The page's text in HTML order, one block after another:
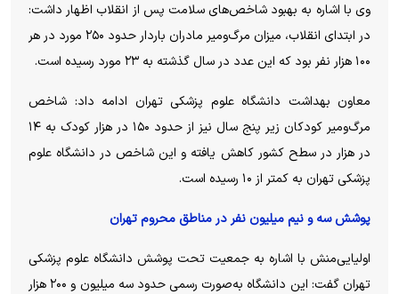
وی با اشاره به بهبود شاخص‌های سلامت پس از انقلاب اظهار داشت:
در ابتدای انقلاب، میزان مرگ‌ومیر مادران باردار حدود ۲۵۰ مورد در هر
۱۰۰ هزار نفر بود که این عدد در سال گذشته به ۲۳ مورد رسیده است.
معاون بهداشت دانشگاه علوم پزشکی تهران ادامه داد: شاخص
مرگ‌ومیر کودکان زیر پنج سال نیز از حدود ۱۵۰ در هزار کودک به ۱۴
در هزار در سطح کشور کاهش یافته و این شاخص در دانشگاه علوم
پزشکی تهران به کمتر از ۱۰ رسیده است.
پوشش سه و نیم میلیون نفر در مناطق محروم تهران
اولیایی‌منش با اشاره به جمعیت تحت پوشش دانشگاه علوم پزشکی
تهران گفت: این دانشگاه به‌صورت رسمی حدود سه میلیون و ۲۰۰ هزار